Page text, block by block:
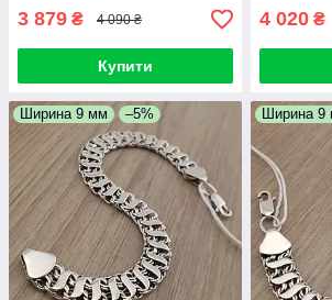
3 879 ₴ 4 090 ₴
Купити
4 020 ₴
Ширина 9 мм –5% Ширина 9